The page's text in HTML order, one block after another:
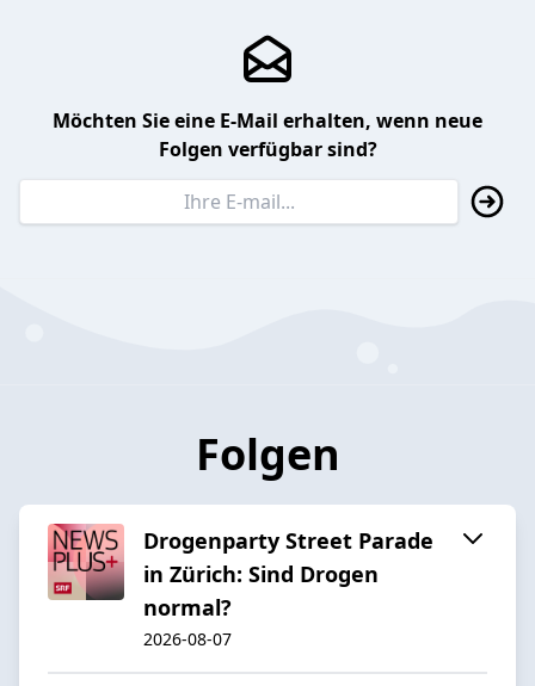
Möchten Sie eine E-Mail erhalten, wenn neue
Folgen verfügbar sind?
Folgen
Drogenparty Street Parade
in Zürich: Sind Drogen
normal?
2026-08-07